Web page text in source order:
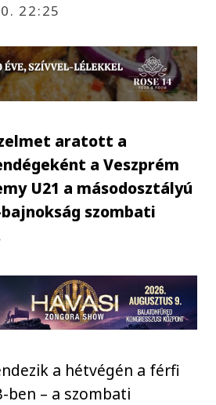
22:25
aratott a
a Veszprém
U21 a másodosztályú
szombati
a hétvégén a férfi
ben – a szombati